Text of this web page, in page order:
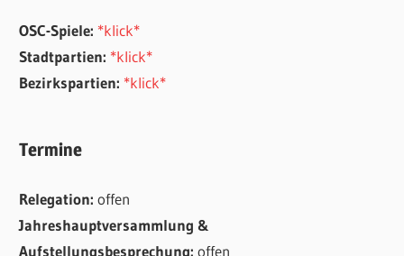
OSC-Spiele: *klick*
Stadtpartien: *klick*
Bezirkspartien: *klick*
Termine
Relegation:offen
Jahreshauptversammlung &
Aufstellungsbesprechung:offen